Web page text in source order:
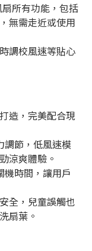
所有功能，包括
無需走近或使用
調校風速等貼心
造，完美配合現
調節，低風速模
涼爽體驗。
機時間，讓用戶
全，兒童誤觸也
扇葉。